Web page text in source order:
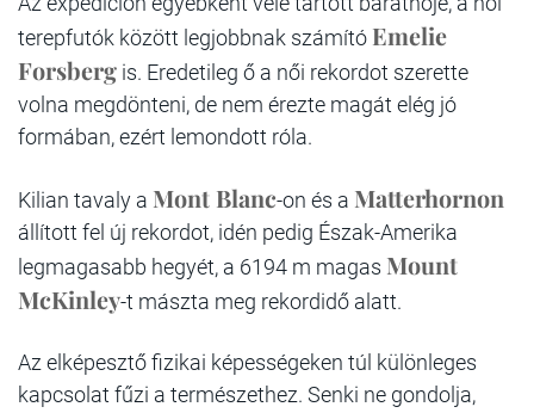
terepfutók között legjobbnak számító Emelie
Forsberg is. Eredetileg ő a női rekordot szerette
volna megdönteni, de nem érezte magát elég jó
formában, ezért lemondott róla.
Kilian tavaly a Mont Blanc-on és a Matterhornon
állított fel új rekordot, idén pedig Észak-Amerika
legmagasabb hegyét, a 6194 m magas Mount
McKinley-t mászta meg rekordidő alatt.
Az elképesztő fizikai képességeken túl különleges
kapcsolat fűzi a természethez. Senki ne gondolja,